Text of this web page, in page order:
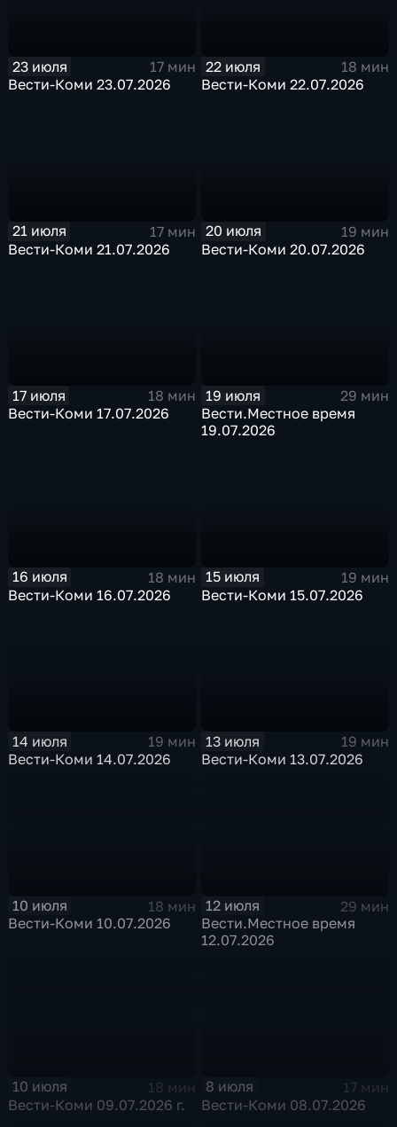
23 июля
17 мин
Вести-Коми 23.07.2026
22 июля
18 мин
Вести-Коми 22.07.2026
21 июля
17 мин
Вести-Коми 21.07.2026
20 июля
19 мин
Вести-Коми 20.07.2026
17 июля
18 мин
Вести-Коми 17.07.2026
19 июля
29 мин
Вести.Местное время
19.07.2026
16 июля
18 мин
Вести-Коми 16.07.2026
15 июля
19 мин
Вести-Коми 15.07.2026
14 июля
19 мин
Вести-Коми 14.07.2026
13 июля
19 мин
Вести-Коми 13.07.2026
10 июля
18 мин
Вести-Коми 10.07.2026
12 июля
29 мин
Вести.Местное время
12.07.2026
10 июля
18 мин
Вести-Коми 09.07.2026 г.
8 июля
17 мин
Вести-Коми 08.07.2026